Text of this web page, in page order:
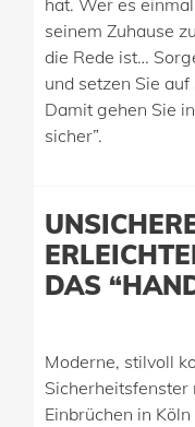
hat. Wer es
seinem Zuhause
die Rede ist…
und setzen Sie
Damit gehen Sie
sicher”.
DAS
Moderne, stilvoll
Sicherheitsfenster
Einbrüchen in